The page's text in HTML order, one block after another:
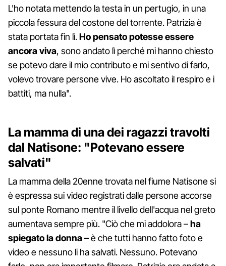
L'ho notata mettendo la testa in un pertugio, in una
piccola fessura del costone del torrente. Patrizia è
stata portata fin lì.Ho pensato potesse essere
ancora viva, sono andato lì perché mi hanno chiesto
se potevo dare il mio contributo e mi sentivo di farlo,
volevo trovare persone vive. Ho ascoltato il respiro e i
battiti, ma nulla".
La mamma di una dei ragazzi travolti
dal Natisone: "Potevano essere
salvati"
La mamma della 20enne trovata nel fiume Natisone si
è espressa sui video registrati dalle persone accorse
sul ponte Romano mentre il livello dell'acqua nel greto
aumentava sempre più. "Ciò che mi addolora –ha
spiegato la donna –è che tutti hanno fatto foto e
video e nessuno li ha salvati. Nessuno. Potevano